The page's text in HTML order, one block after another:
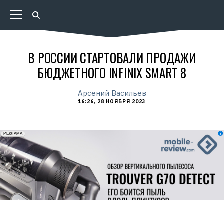
В РОССИИ СТАРТОВАЛИ ПРОДАЖИ
БЮДЖЕТНОГО INFINIX SMART 8
Арсений Васильев
16:26, 28 НОЯБРЯ 2023
erid: 2VfnxxmNzs5
РЕКЛАМА